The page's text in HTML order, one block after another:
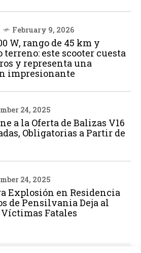
February 9, 2026
W, rango de 45 km y
terreno: este scooter cuesta
y representa una
impresionante
24, 2025
a la Oferta de Balizas V16
Obligatorias a Partir de
24, 2025
Explosión en Residencia
de Pensilvania Deja al
Víctimas Fatales